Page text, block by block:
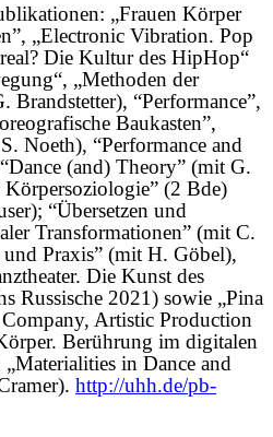
„Frauen Körper
„Electronic Vibration. Pop
Die Kultur des HipHop“
„Methoden der
Brandstetter), “Performance”,
Baukasten”,
Noeth), “Performance and
(and) Theory” (mit G.
(2 Bde)
“Übersetzen und
Transformationen” (mit C.
Praxis” (mit H. Göbel),
Die Kunst des
Russische 2021) sowie „Pina
Company, Artistic Production
Berührung im digitalen
in Dance and
http://uhh.de/pb-